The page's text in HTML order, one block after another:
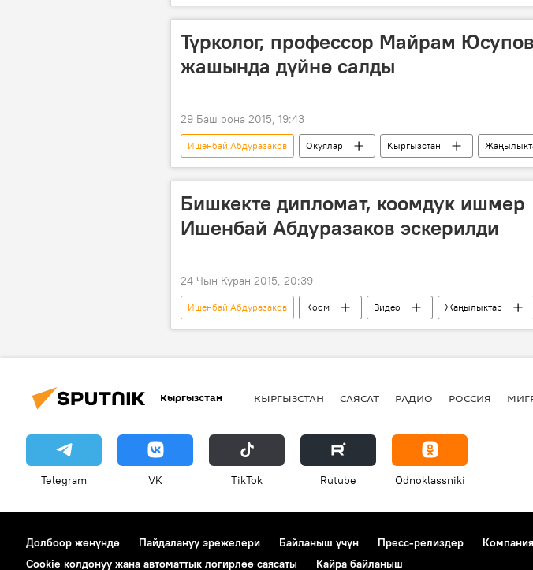
Салижан Жигитов
Олжобай Шакир
Түрколог, профессор Майрам
жашында дүйнө салды
29 Баш оона 2015, 19:43
Ишенбай Абдуразаков Окуялар Кыргызстан
Майрам Юсупова
элчи
Бишкекте дипломат, коомдук ишмер
Ишенбай Абдуразаков эскерилди
24 Чын Куран 2015, 20:39
Ишенбай Абдуразаков Коом Видео Жаңылыктар
Кыргызстан КЫРГЫЗСТАН САЯСАТ РАДИО РОССИЯ
Telegram VK ТikТоk Rutube Odnoklassniki
Долбоор жөнүндө Пайдалануу эрежелери Байланыш үчүн Пресс-релиздер
Cookie колдонуу жана автоматтык логирлөө саясаты
Кайра байланыш